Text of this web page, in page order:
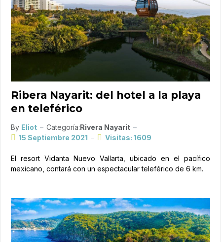
Ribera Nayarit: del hotel a la playa
en teleférico
By Eliot Categoría:Rivera Nayarit
15 Septiembre 2021
Visitas: 1609
El resort Vidanta Nuevo Vallarta, ubicado en el pacífico
mexicano, contará con un espectacular teleférico de 6 km.